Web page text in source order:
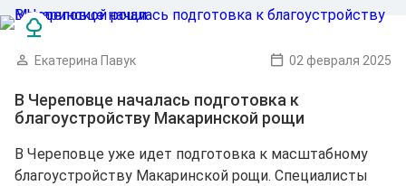
Екатерина Павук 02 февраля 2025
В Череповце началась подготовка к
благоустройству Макаринской рощи
В Череповце уже идет подготовка к масштабному
благоустройству Макаринской рощи. Специалисты